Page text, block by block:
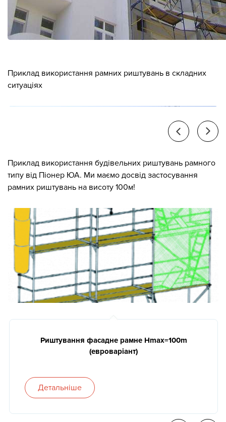
Приклад використання рамних риштувань в складних
ситуаціях
Приклад використання будівельних риштувань рамного
типу від Піонер ЮА. Ми маємо досвід застосування
рамних риштувань на висоту 100м!
Риштування фасадне рамне Нmax=100m
(евроваріант)
Детальніше